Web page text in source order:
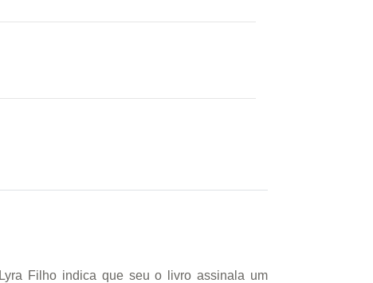
Filho indica que seu o livro assinala um